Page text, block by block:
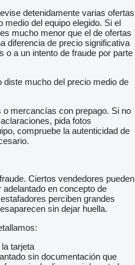
detenidamente varias ofertas
del equipo elegido. Si el
mucho menor que el de ofertas
diferencia de precio significativa
o a un intento de fraude por parte
mucho del precio medio de
mercancías con prepago. Si no
pida fotos
compruebe la autenticidad de
Ciertos vendedores pueden
adelantado en concepto de
perciben grandes
sin dejar huella.
tarjeta
sin documentación que